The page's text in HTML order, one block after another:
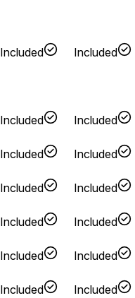
Included Included
Included Included
Included Included
Included Included
Included
Included
Included Included
Included Included